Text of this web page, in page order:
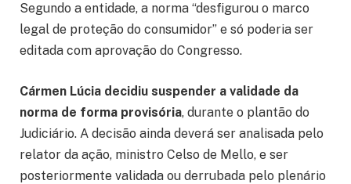
Segundo a entidade, a norma “desfigurou o marco
legal de proteção do consumidor” e só poderia ser
editada com aprovação do Congresso.
Cármen Lúcia decidiu suspender a validade da
norma de forma provisória, durante o plantão do
Judiciário. A decisão ainda deverá ser analisada pelo
relator da ação, ministro Celso de Mello, e ser
posteriormente validada ou derrubada pelo plenário